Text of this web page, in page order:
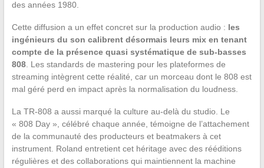
des années 1980.
Cette diffusion a un effet concret sur la production audio : les
ingénieurs du son calibrent désormais leurs mix en tenant
compte de la présence quasi systématique de sub-basses
808. Les standards de mastering pour les plateformes de
streaming intègrent cette réalité, car un morceau dont le 808 est
mal géré perd en impact après la normalisation du loudness.
La TR-808 a aussi marqué la culture au-delà du studio. Le
« 808 Day », célébré chaque année, témoigne de l’attachement
de la communauté des producteurs et beatmakers à cet
instrument. Roland entretient cet héritage avec des rééditions
régulières et des collaborations qui maintiennent la machine